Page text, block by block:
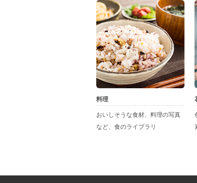
料理
おいしそうな食材、料理の写真
など、食のライブラリ